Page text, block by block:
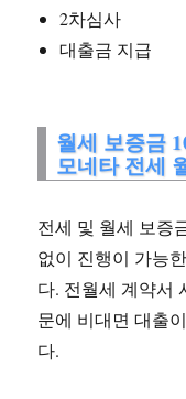
2차심사
대출금 지급
월세 보증금
모네타 전세
전세 및 월세 보증
없이 진행이 가능
다. 전월세 계약서
문에 비대면 대출
다.